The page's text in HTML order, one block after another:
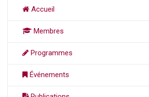
Accueil
Membres
Programmes
Événements